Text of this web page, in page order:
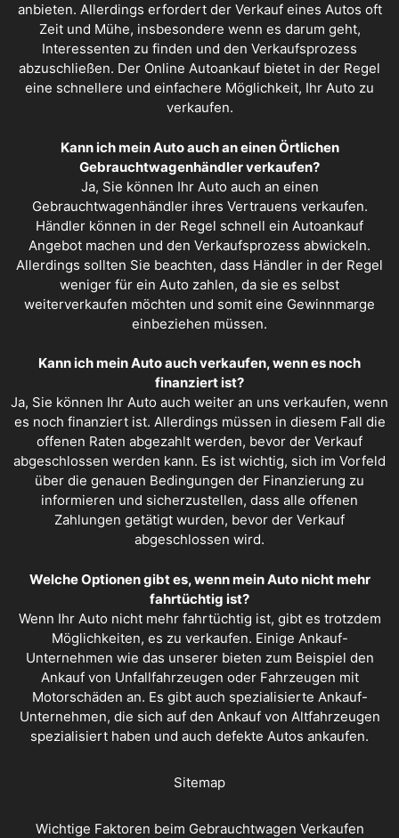
anbieten. Allerdings erfordert der Verkauf eines Autos oft
Zeit und Mühe, insbesondere wenn es darum geht,
Interessenten zu finden und den Verkaufsprozess
abzuschließen. Der Online Autoankauf bietet in der Regel
eine schnellere und einfachere Möglichkeit, Ihr Auto zu
verkaufen.
Kann ich mein Auto auch an einen Örtlichen
Gebrauchtwagenhändler verkaufen?
Ja, Sie können Ihr Auto auch an einen
Gebrauchtwagenhändler ihres Vertrauens verkaufen.
Händler können in der Regel schnell ein Autoankauf
Angebot machen und den Verkaufsprozess abwickeln.
Allerdings sollten Sie beachten, dass Händler in der Regel
weniger für ein Auto zahlen, da sie es selbst
weiterverkaufen möchten und somit eine Gewinnmarge
einbeziehen müssen.
Kann ich mein Auto auch verkaufen, wenn es noch
finanziert ist?
Ja, Sie können Ihr Auto auch weiter an uns verkaufen, wenn
es noch finanziert ist. Allerdings müssen in diesem Fall die
offenen Raten abgezahlt werden, bevor der Verkauf
abgeschlossen werden kann. Es ist wichtig, sich im Vorfeld
über die genauen Bedingungen der Finanzierung zu
informieren und sicherzustellen, dass alle offenen
Zahlungen getätigt wurden, bevor der Verkauf
abgeschlossen wird.
Welche Optionen gibt es, wenn mein Auto nicht mehr
fahrtüchtig ist?
Wenn Ihr Auto nicht mehr fahrtüchtig ist, gibt es trotzdem
Möglichkeiten, es zu verkaufen. Einige Ankauf-
Unternehmen wie das unserer bieten zum Beispiel den
Ankauf von Unfallfahrzeugen oder Fahrzeugen mit
Motorschäden an. Es gibt auch spezialisierte Ankauf-
Unternehmen, die sich auf den Ankauf von Altfahrzeugen
spezialisiert haben und auch defekte Autos ankaufen.
Sitemap
Wichtige Faktoren beim Gebrauchtwagen Verkaufen